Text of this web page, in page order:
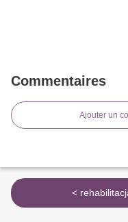
Commentaires
Ajouter un
<